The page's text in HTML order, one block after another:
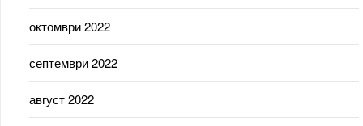
октомври 2022
септември 2022
август 2022